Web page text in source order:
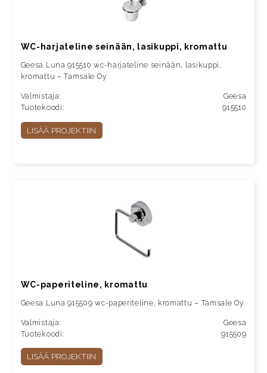
WC-harjateline seinään, lasikuppi, kromattu
Geesa Luna 915510 wc-harjateline seinään, lasikuppi,
kromattu – Tamsale Oy
Valmistaja:
Geesa
Tuotekoodi:
915510
LISÄÄ PROJEKTIIN
WC-paperiteline, kromattu
Geesa Luna 915509 wc-paperiteline, kromattu – Tamsale Oy
Valmistaja:
Geesa
Tuotekoodi:
915509
LISÄÄ PROJEKTIIN